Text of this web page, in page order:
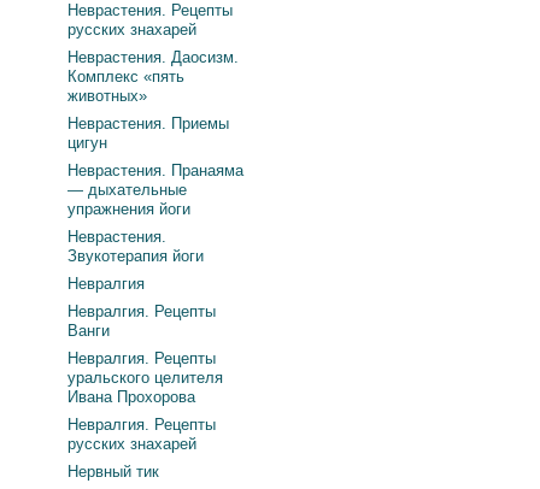
Неврастения. Рецепты
русских знахарей
Неврастения. Даосизм.
Комплекс «пять
животных»
Неврастения. Приемы
цигун
Неврастения. Пранаяма
— дыхательные
упражнения йоги
Неврастения.
Звукотерапия йоги
Невралгия
Невралгия. Рецепты
Ванги
Невралгия. Рецепты
уральского целителя
Ивана Прохорова
Невралгия. Рецепты
русских знахарей
Нервный тик